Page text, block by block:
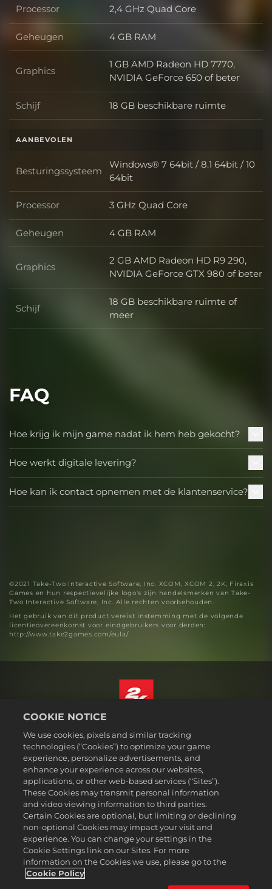
Processor Processor
2,4 GHz Quad Core
Geheugen Geheugen
4 GB RAM
Graphics Graphics
1 GB AMD Radeon HD 7770,
NVIDIA GeForce 650 of beter
Schijf Schijf
18 GB beschikbare ruimte
AANBEVOLEN
Besturingssysteem Besturingssysteem
Windows® 7 64bit / 8.1 64bit / 10
64bit
Processor Processor
3 GHz Quad Core
Geheugen Geheugen
4 GB RAM
Graphics Graphics
2 GB AMD Radeon HD R9 290,
NVIDIA GeForce GTX 980 of beter
Schijf Schijf
18 GB beschikbare ruimte of
meer
FAQ
Hoe krijg ik mijn game nadat ik hem heb gekocht?
Hoe werkt digitale levering?
Hoe kan ik contact opnemen met de klantenservice?
©2021 Take-Two Interactive Software, Inc. XCOM, XCOM 2, 2K, Firaxis
Games en hun respectievelijke logo's zijn handelsmerken van Take-
Two Interactive Software, Inc. Alle rechten voorbehouden.
Het gebruik van dit product vereist instemming met de volgende
licentieovereenkomst voor eindgebruikers voor derden:
http://www.take2games.com/eula/
Juridische informatie
Privacybeleid
Cookiebeleid
Ondersteuning
Mijn persoonlijke informatie niet verkopen of delen
Order Lookup & Refunds
2K Ad Partners
©2016-2026 Take-Two Interactive Software Inc. 2K, Firaxis Games,
Civilization, and their respective logos are trademarks of Take-Two
Interactive Software, Inc. All rights reserved.
Nederlands
COOKIE NOTICE
We use cookies, pixels and similar tracking
technologies (“Cookies”) to optimize your game
experience, personalize advertisements, and
enhance your experience across our websites,
applications, or other web-based services (“Sites”).
These Cookies may transmit personal information
and video viewing information to third parties.
Certain Cookies are optional, but limiting or declining
non-optional Cookies may impact your visit and
experience. You can change your settings in the
Cookie Settings link on our Sites. For more
information on the Cookies we use, please go to the
Cookie Policy